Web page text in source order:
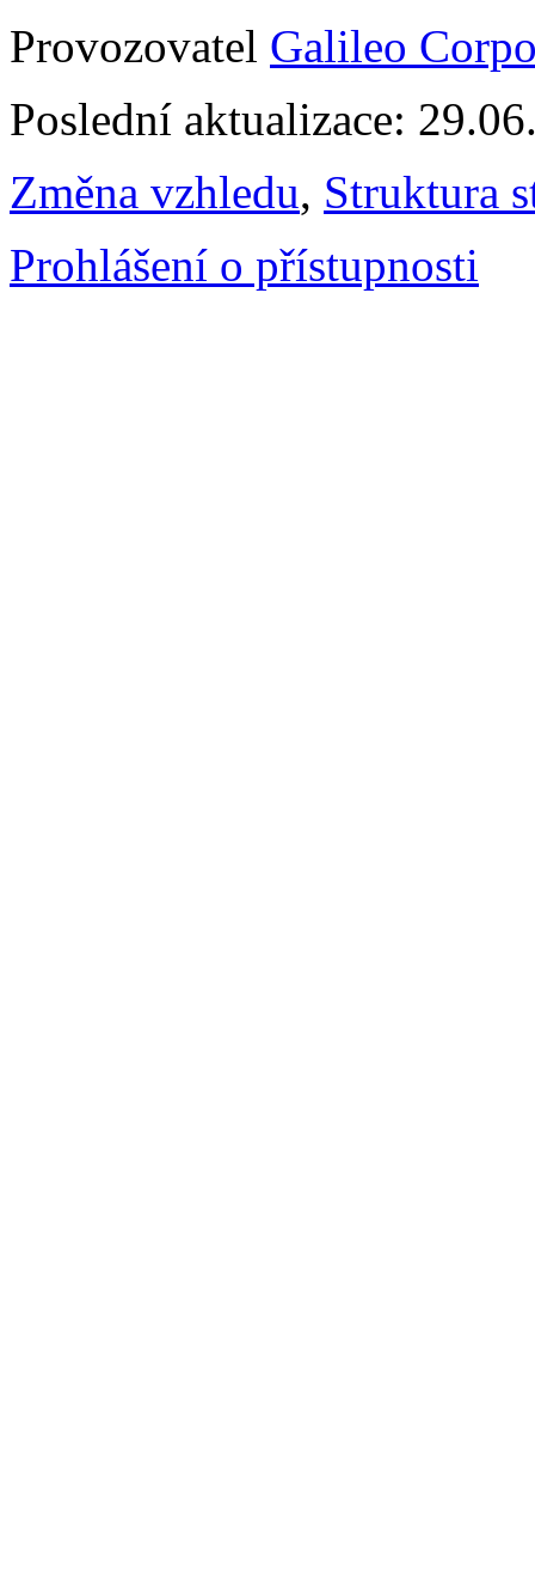
Provozovatel Galileo
Poslední aktualizace:
Změna vzhledu, Struktura
Prohlášení o přístupnosti